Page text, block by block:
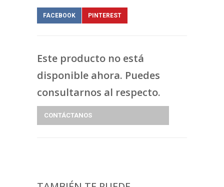
FACEBOOK PINTEREST
Este producto no está
disponible ahora. Puedes
consultarnos al respecto.
CONTÁCTANOS